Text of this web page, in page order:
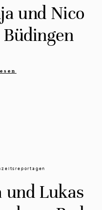
und Nico
und Lukas